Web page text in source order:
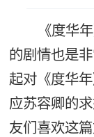
《度华
的剧情也是
起对《度华
应苏容卿的
友们喜欢这篇